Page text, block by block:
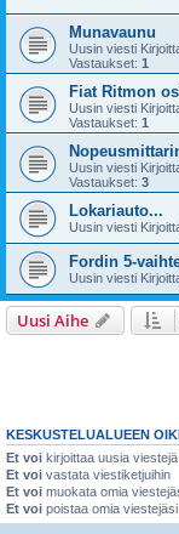
Munavaunu
Uusin viesti
Vastaukset: 1
Fiat Ritmon
Uusin viesti
Vastaukset: 1
Uusin viesti
Vastaukset: 3
Lokariauto...
Uusin viesti
Fordin 5-
Uusin viesti
Uusi Aihe
KESKUSTELUALUEEN
Et voi kirjoittaa uusia viestejä
Et voi vastata viestiketjuihin
Et voi muokata omia
Et voi poistaa omia viestejäsi